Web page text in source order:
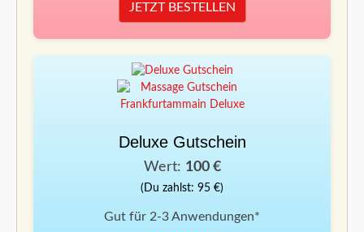
JETZT BESTELLEN
Deluxe Gutschein
Wert: 100 €
(Du zahlst: 95 €)
Gut für 2-3 Anwendungen*